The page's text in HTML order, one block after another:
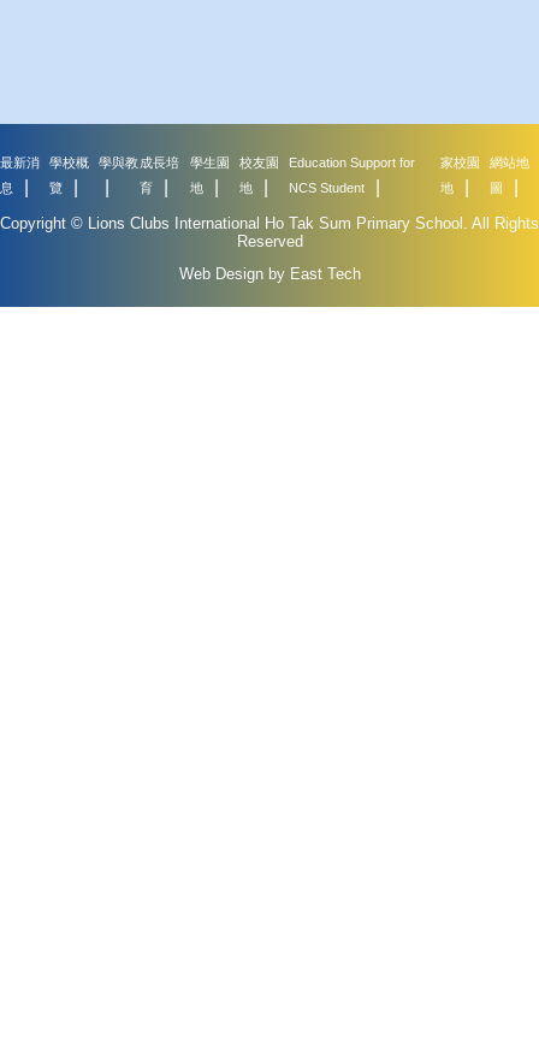
最新消
息
學校概
覽
學與教成長培
育
學生園
地
校友園
地
Education Support for
NCS Student
家校園
地
網站地
圖
Copyright © Lions Clubs International Ho Tak Sum Primary School. All Rights
Reserved
Web Design by East Tech